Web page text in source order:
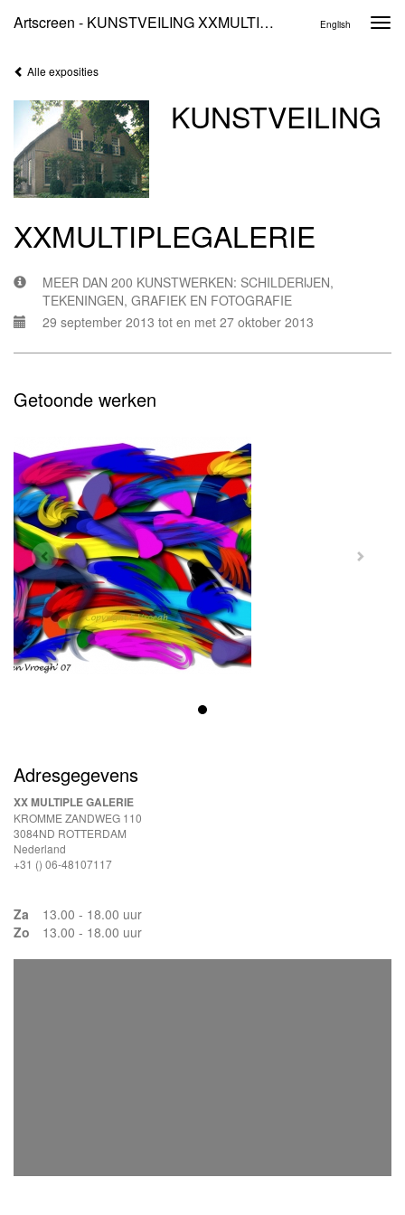
Artscreen - KUNSTVEILING XXMULTIPLEGALERIE English
Alle exposities
KUNSTVEILING
XXMULTIPLEGALERIE
MEER DAN 200 KUNSTWERKEN: SCHILDERIJEN,
TEKENINGEN, GRAFIEK EN FOTOGRAFIE
29 september 2013 tot en met 27 oktober 2013
Getoonde werken
Adresgegevens
XX MULTIPLE GALERIE
KROMME ZANDWEG 110
3084ND ROTTERDAM
Nederland
+31 () 06-48107117
Za
13.00 - 18.00 uur
Zo
13.00 - 18.00 uur